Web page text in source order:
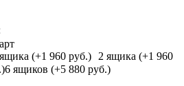
(+1 960 руб.)
2 ящика (+1 960
6 ящиков (+5 880 руб.)